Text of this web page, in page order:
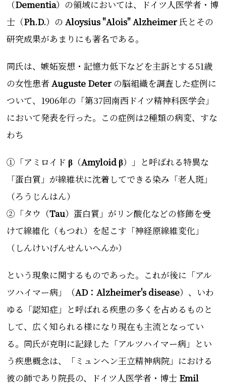
（Dementia） の領域においては、
ドイツ人医学者・博
士（Ph.D.）のAloysius "Alois" Alzheimer氏とその
研究成果があまりにも著名である。
同氏は、嫉妬妄想・記憶力低下などを主訴とする51歳
の女性患者 Auguste Deter の脳組織を調査した症例に
ついて、1906年の「第37回南西ドイツ精神科医学会 」
において発表を行った。この症例は2種類の病変、すな
わち
①「アミロイド β （Amyloid β）」と呼ばれる特異な
「蛋白質」が線維状に沈着してできる染み「老人斑」
（ろうじんはん）
②「タウ（Tau）蛋白質」がリン酸化などの修飾を受
けて線維化（もつれ）を起こす「神経原線維変化」
（ しんけいげんせんいへんか）
という現象に関するものであった。これが後に「アル
ツハイマー病」（AD：Alzheimer's disease）、いわ
ゆる「認知症」と呼ばれる疾患の多くを占めるものと
して、広く知られる様になり現在も主流となってい
る。同氏が克明に記録した「アルツハイマー病」とい
う疾患概念は、
「ミュンヘン王立精神病院」における
彼の師であり院長の、ドイツ人医学者・博士 Emil